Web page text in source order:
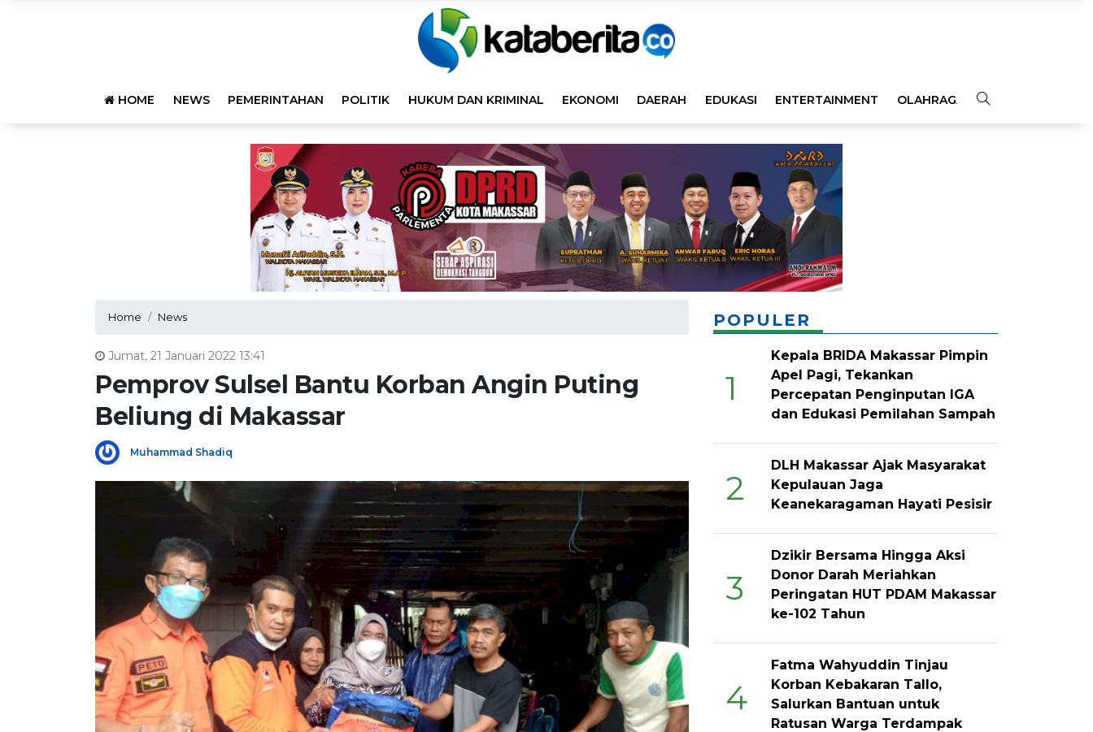
HOME NEWS PEMERINTAHAN POLITIK HUKUM DAN KRIMINAL EKONOMI DAERAH EDUKASI ENTERTAINMENT OLAHRAGA OPINI
Home News
Jumat, 21 Januari 2022 13:41
Pemprov Sulsel Bantu Korban Angin Puting
Beliung di Makassar
Muhammad Shadiq
POPULER
1
Kepala BRIDA Makassar Pimpin
Apel Pagi, Tekankan
Percepatan Penginputan IGA
dan Edukasi Pemilahan Sampah
2
DLH Makassar Ajak Masyarakat
Kepulauan Jaga
Keanekaragaman Hayati Pesisir
3
Dzikir Bersama Hingga Aksi
Donor Darah Meriahkan
Peringatan HUT PDAM Makassar
ke-102 Tahun
4
Fatma Wahyuddin Tinjau
Korban Kebakaran Tallo,
Salurkan Bantuan untuk
Ratusan Warga Terdampak